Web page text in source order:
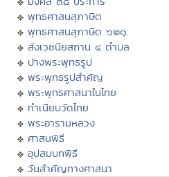
พุทธศาสนสุภาษิต
พุทธศาสนสุภาษิต ๖๒๑
สังเวชนียสถาน ๔ ตำบล
ปางพระพุทธรูป
พระพุทธรูปสำคัญ
พระพุทธศาสนาในไทย
ทำเนียบวัดไทย
พระอารามหลวง
ศาสนพิธี
อุปสมบทพิธี
วันสำคัญทางศาสนา